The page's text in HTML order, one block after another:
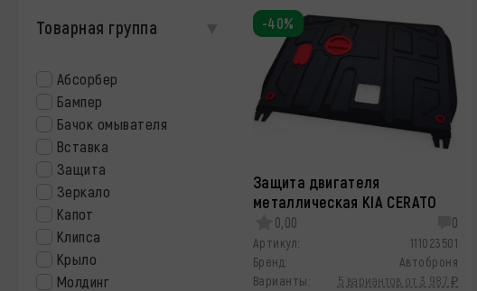
Товарная группа
Абсорбер
Бампер
Бачок омывателя
Вставка
Защита
Зеркало
Капот
Клипса
Крыло
Молдинг
Защита двигателя
металлическая KIA CERATO
0,00 0
Артикул:
111023501
Бренд:
Автоброня
Варианты:
5 вариантов от 3 987 ₽
-40%